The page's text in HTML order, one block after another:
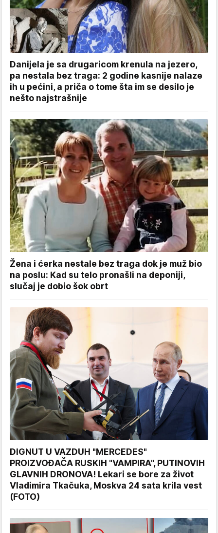
Danijela je sa drugaricom krenula na jezero,
pa nestala bez traga: 2 godine kasnije nalaze
ih u pećini, a priča o tome šta im se desilo je
nešto najstrašnije
Žena i ćerka nestale bez traga dok je muž bio
na poslu: Kad su telo pronašli na deponiji,
slučaj je dobio šok obrt
DIGNUT U VAZDUH "MERCEDES"
PROIZVOĐAČA RUSKIH "VAMPIRA", PUTINOVIH
GLAVNIH DRONOVA! Lekari se bore za život
Vladimira Tkačuka, Moskva 24 sata krila vest
(FOTO)